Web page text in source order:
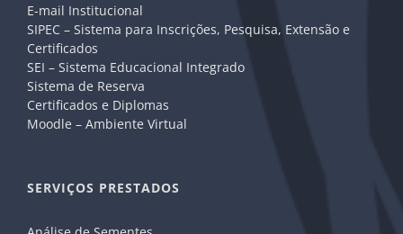
E-mail Institucional
SIPEC – Sistema para Inscrições, Pesquisa, Extensão e
Certificados
SEI – Sistema Educacional Integrado
Sistema de Reserva
Certificados e Diplomas
Moodle – Ambiente Virtual
SERVIÇOS PRESTADOS